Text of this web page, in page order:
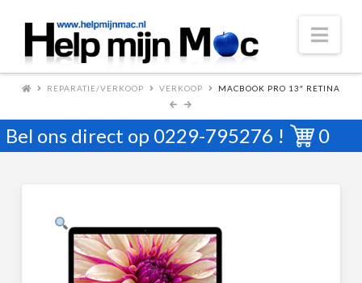
REPARATIE/VERKOOP VERKOOP MACBOOK PRO 13″ RETINA
Bel ons direct op 0229-795276 ! 0